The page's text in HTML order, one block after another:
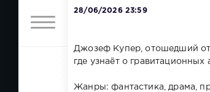
28/06/2026 23:59
Джозеф Купер, отошедший
где узнаёт о
Жанры: фантастика, драма,